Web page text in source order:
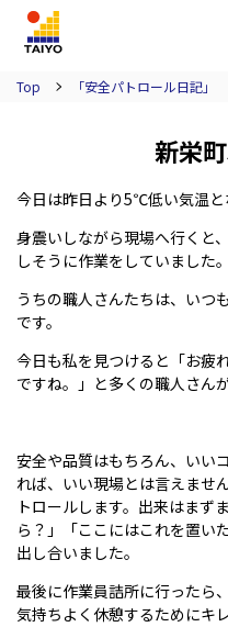
Top 「安全パトロール日記」
新栄
今日は昨日より5℃低い気温と
身震いしながら現場へ行くと
しそうに作業をしていました。
うちの職人さんたちは、いつ
です。
今日も私を見つけると「お疲
ですね。」と多くの職人さん
安全や品質はもちろん、いい
れば、いい現場とは言えませ
トロールします。出来はまず
ら？」「ここにはこれを置い
出し合いました。
最後に作業員詰所に行ったら
気持ちよく休憩するためにキ